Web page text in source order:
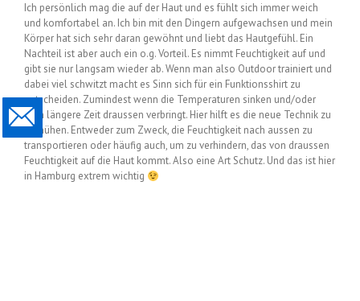
Ich persönlich mag die auf der Haut und es fühlt sich immer weich
und komfortabel an. Ich bin mit den Dingern aufgewachsen und mein
Körper hat sich sehr daran gewöhnt und liebt das Hautgefühl. Ein
Nachteil ist aber auch ein o.g. Vorteil. Es nimmt Feuchtigkeit auf und
gibt sie nur langsam wieder ab. Wenn man also Outdoor trainiert und
dabei viel schwitzt macht es Sinn sich für ein Funktionsshirt zu
entscheiden. Zumindest wenn die Temperaturen sinken und/oder
man längere Zeit draussen verbringt. Hier hilft es die neue Technik zu
bemühen. Entweder zum Zweck, die Feuchtigkeit nach aussen zu
transportieren oder häufig auch, um zu verhindern, das von draussen
Feuchtigkeit auf die Haut kommt. Also eine Art Schutz. Und das ist hier
in Hamburg extrem wichtig